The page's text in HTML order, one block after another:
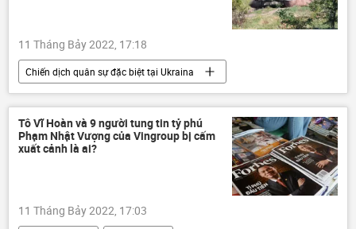
11 Tháng Bảy 2022, 17:18
Chiến dịch quân sự đặc biệt tại Ukraina
Thế giới
Nga
Ukraina
Cuộc khủng hoảng ở Ukraina
LNR
DNR
xung đột quân sự
Tô Vĩ Hoàn và 9 người tung tin tỷ phú
Phạm Nhật Vượng của Vingroup bị cấm
xuất cảnh là ai?
11 Tháng Bảy 2022, 17:03